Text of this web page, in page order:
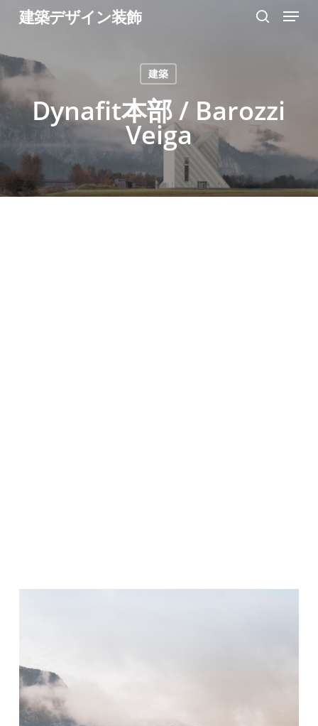
Skip
main
content
建築デザイン装飾 Menu
建築
Dynafit本部 / Barozzi
Veiga